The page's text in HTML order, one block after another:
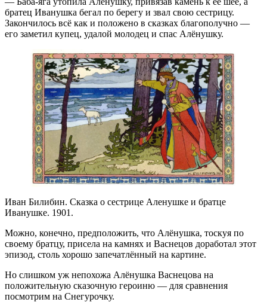
братец Иванушка бегал по берегу и звал свою сестрицу.
Закончилось всё как и положено в сказках благополучно —
его заметил купец, удалой молодец и спас Алёнушку.
Иван Билибин. Сказка о сестрице Аленушке и братце
Иванушке. 1901.
Можно, конечно, предположить, что Алёнушка, тоскуя по
своему братцу, присела на камнях и Васнецов доработал этот
эпизод, столь хорошо запечатлённый на картине.
Но слишком уж непохожа Алёнушка Васнецова на
положительную сказочную героиню — для сравнения
посмотрим на Снегурочку.​